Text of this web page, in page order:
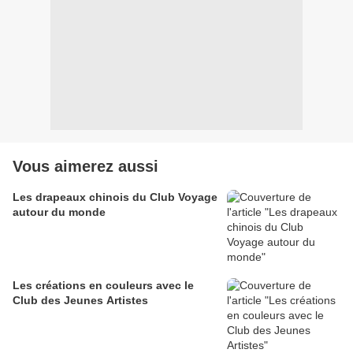
Vous aimerez aussi
Les drapeaux chinois du Club Voyage
autour du monde
Les créations en couleurs avec le
Club des Jeunes Artistes